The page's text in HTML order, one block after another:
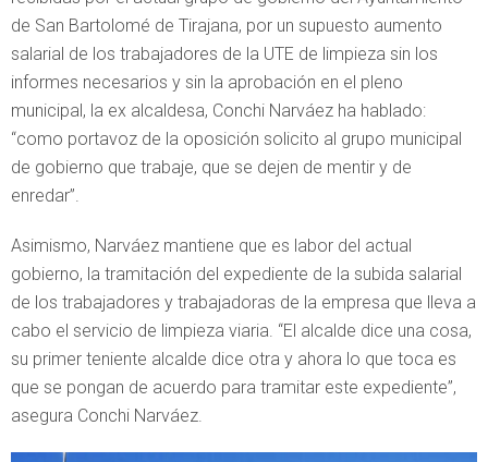
de San Bartolomé de Tirajana, por un supuesto aumento
salarial de los trabajadores de la UTE de limpieza sin los
informes necesarios y sin la aprobación en el pleno
municipal, la ex alcaldesa, Conchi Narváez ha hablado:
“como portavoz de la oposición solicito al grupo municipal
de gobierno que trabaje, que se dejen de mentir y de
enredar”.
Asimismo, Narváez mantiene que es labor del actual
gobierno, la tramitación del expediente de la subida salarial
de los trabajadores y trabajadoras de la empresa que lleva a
cabo el servicio de limpieza viaria. “El alcalde dice una cosa,
su primer teniente alcalde dice otra y ahora lo que toca es
que se pongan de acuerdo para tramitar este expediente”,
asegura Conchi Narváez.